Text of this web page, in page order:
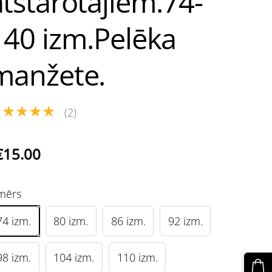
izm.Pelēka
(2)
izm.
80 izm. 86 izm. 92 izm.
izm. 104 izm. 110 izm.